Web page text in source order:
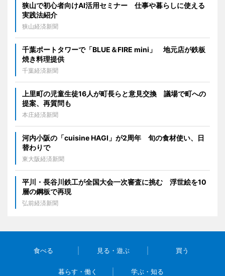
狭山で初心者向けAI活用セミナー 仕事や暮らしに使える
実践法紹介
狭山経済新聞
千葉ポートタワーで「BLUE＆FIRE mini」 地元店が鉄板
焼き料理提供
千葉経済新聞
上里町の児童生徒16人が町長らと意見交換 議場で町への
提案、再質問も
本庄経済新聞
河内小阪の「cuisine HAGI」が2周年 旬の食材使い、日
替わりで
東大阪経済新聞
平川・長谷川鉄工が全国大会一次審査に挑む 浮世絵を10
層の鋼板で再現
弘前経済新聞
食べる 見る・遊ぶ 買う
暮らす・働く 学ぶ・知る